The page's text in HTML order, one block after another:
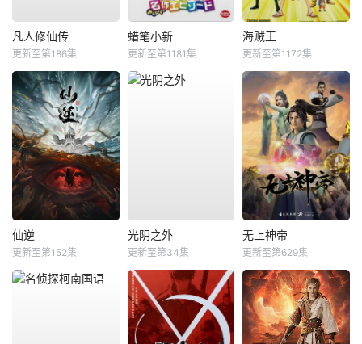
凡人修仙传
更新至第186集
蜡笔小新
更新至第1181集
海贼王
更新至第1172集
仙逆
更新至第152集
光阴之外
更新至第34集
无上神帝
更新至第629集